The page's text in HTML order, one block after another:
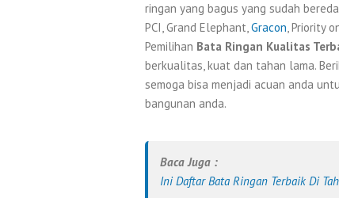
ringan yang bagus yang sudah
PCI, Grand Elephant,Gracon, Priority
Pemilihan Bata Ringan Kualitas
berkualitas, kuat dan tahan lama.
semoga bisa menjadi acuan anda
bangunan anda.
Baca Juga :
Ini Daftar Bata Ringan Terbaik Di